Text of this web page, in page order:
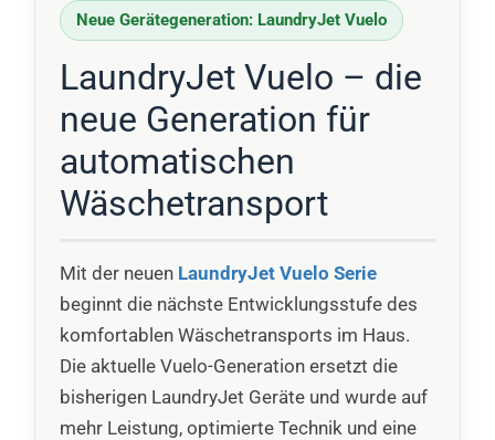
Neue Gerätegeneration: LaundryJet Vuelo
LaundryJet Vuelo – die
neue Generation für
automatischen
Wäschetransport
Mit der neuen LaundryJet Vuelo Serie
beginnt die nächste Entwicklungsstufe des
komfortablen Wäschetransports im Haus.
Die aktuelle Vuelo-Generation ersetzt die
bisherigen LaundryJet Geräte und wurde auf
mehr Leistung, optimierte Technik und eine